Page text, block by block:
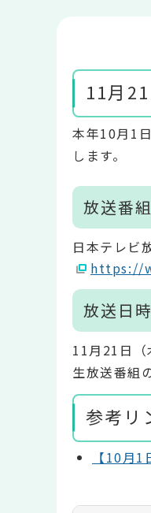
11月
本年10月1
します。
放送番組
日本テレビ
https://
放送日時
11月21日（
生放送番組
参考リ
【10月